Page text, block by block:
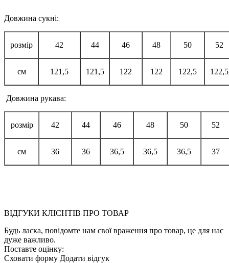
Довжина сукні:
розмір 42 44 46 48 50 52
см 121,5 121,5 122 122 122,5 122,5
Довжина рукава:
розмір 42 44 46 48 50 52
см 36 36 36,5 36,5 36,5 37
ВІДГУКИ КЛІЄНТІВ ПРО ТОВАР
Будь ласка, повідомте нам свої враження про товар, це для нас
дуже важливо.
Поставте оцінку:
Сховати форму Додати відгук